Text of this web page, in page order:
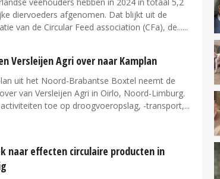
diervoeders afgenomen. Dat blijkt uit de
van de Circular Feed association (CFa), de...
Versleijen Agri over naar Kamplan
uit het Noord-Brabantse Boxtel neemt de
van Versleijen Agri in Oirlo, Noord-Limburg.
toe op droogvoeropslag, -transport,...
naar effecten circulaire producten in